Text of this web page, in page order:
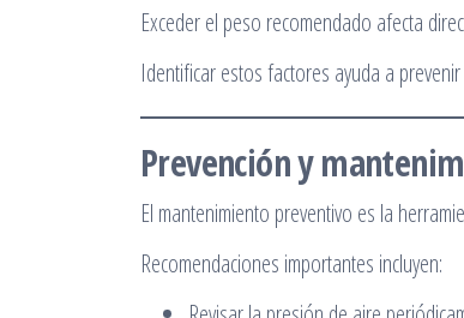
Exceder el peso recomendado afecta
Identificar estos factores ayuda a
Prevención y
El mantenimiento preventivo es la
Recomendaciones importantes incluyen: